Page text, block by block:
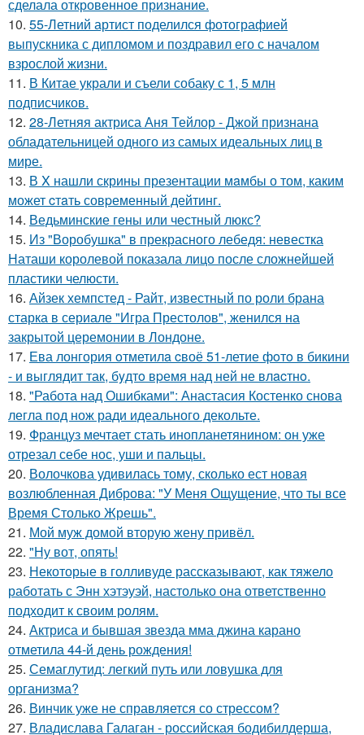
сделала откровенное признание.
10. 55-Летний артист поделился фотографией
выпускника с дипломом и поздравил его с началом
взрослой жизни.
11. В Китае украли и съели собаку с 1, 5 млн
подписчиков.
12. 28-Летняя актриса Аня Тейлор - Джой признана
обладательницей одного из самых идеальных лиц в
мире.
13. В X нашли скрины презентации мaмбы о том, каким
может cтaть совpеменный дейтинг.
14. Ведьминские гены или честный люкс?
15. Из "Воробушка" в прекрасного лебедя: невестка
Наташи королевой показала лицо после сложнейшей
пластики челюсти.
16. Айзек хемпстед - Райт, известный по роли брана
старка в сериале "Игра Престолов", женился на
закрытой церемонии в Лондоне.
17. Ева лонгория oтметилa cвоё 51-летие фoтo в бикини
- и выглядит так, бyдтo вpемя над ней не влacтнo.
18. "Работа над Ошибками": Анастасия Костенко снова
легла под нож ради идеального декольте.
19. Француз мечтает стать инопланетянином: он уже
отрезал себе нос, уши и пальцы.
20. Волочкова удивилась тому, сколько ест новая
возлюбленная Диброва: "У Меня Ощущение, что ты все
Время Столько Жрешь".
21. Мой муж домой вторую жену привёл.
22. "Ну вот, опять!
23. Некоторые в голливуде рассказывают, как тяжело
работать с Энн хэтэуэй, настолько она ответственно
подходит к своим ролям.
24. Актриса и бывшая звезда мма джина карано
отметила 44-й день рождения!
25. Семаглутид: легкий путь или ловушка для
организма?
26. Винчик уже не справляется со стрессом?
27. Владислава Галаган - российская бодибилдерша,